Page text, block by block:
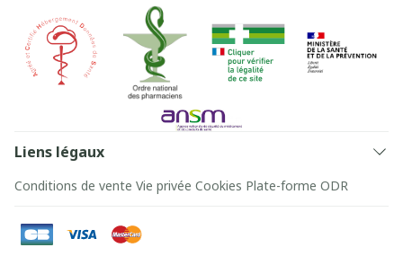
Liens légaux
Conditions de vente Vie privée Cookies Plate-forme ODR